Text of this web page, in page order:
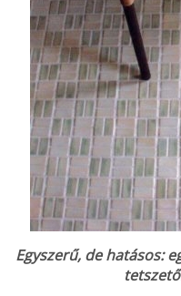
Egyszerű, de hatásos: